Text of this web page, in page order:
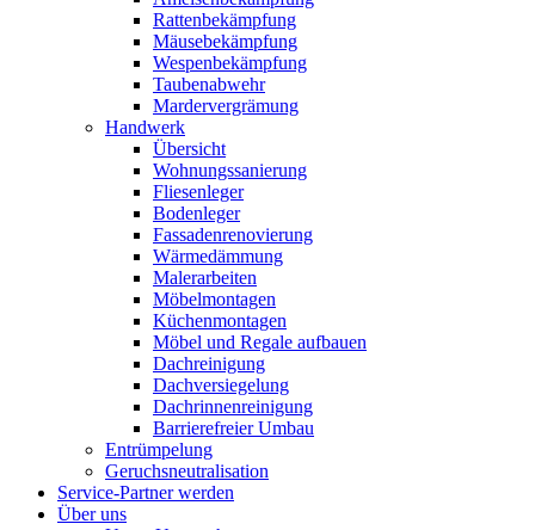
Rattenbekämpfung
Mäusebekämpfung
Wespenbekämpfung
Taubenabwehr
Mardervergrämung
Handwerk
Übersicht
Wohnungssanierung
Fliesenleger
Bodenleger
Fassadenrenovierung
Wärmedämmung
Malerarbeiten
Möbelmontagen
Küchenmontagen
Möbel und Regale aufbauen
Dachreinigung
Dachversiegelung
Dachrinnenreinigung
Barrierefreier Umbau
Entrümpelung
Geruchsneutralisation
Service-Partner werden
Über uns